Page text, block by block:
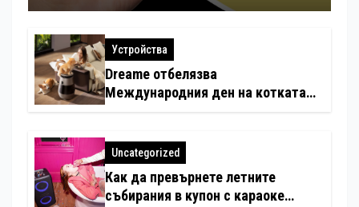
Устройства
Dreame отбелязва
Международния ден на котката
любимци
Uncategorized
Как да превърнете летните
събирания в купон с караоке